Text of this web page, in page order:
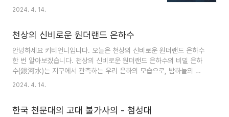
느리게 자전하여 한 번 자전을 완료하는 데 약 243
다 더 길어지는 특징이 있습니다. 또한 금성은 대부
가 우리 지구를 포함한 광활한 태양계에 대해 알아
안쪽 행성의 비밀 탐구 태양계에서 가장 작고 가장
안쪽에 있는 행성인 수성은 천문학자와 별을 관측하
는 사람들 모두를 사로잡는 천체의 경이로움입니다.
천체로서 수성은 천문학 전문가들에게 매혹적인 연
구 대상이 되는 독특한 특징과 도전 과제를 안고 있
습니다. 1. 태양과의 접근성 수성은 평균 약 3,600
가장 가까운 행성입니다. 이러한 근접성 때문에 낮
2024. 4. 14.
천상의 신비로운 원더랜드 은하수
안녕하세요 키티언니입니다. 오늘은 천상의 신비로운 원더랜드 은하수
한 번 알아보겠습니다. 천상의 신비로운 원더랜드 은하수의 비밀 은하
수(銀河水)는 지구에서 관측하는 우리 은하의 모습으로, 밤하늘의 천
구에 투영된 우리 은하의 단면이 마치 은빛 강처럼 보이는 데서 유래한
세기 동안 인간에게 신비로운 경외감을 불러일으키는 우주 구조 중 하
2024. 4. 14.
한국 천문대의 고대 불가사의 - 첨성대